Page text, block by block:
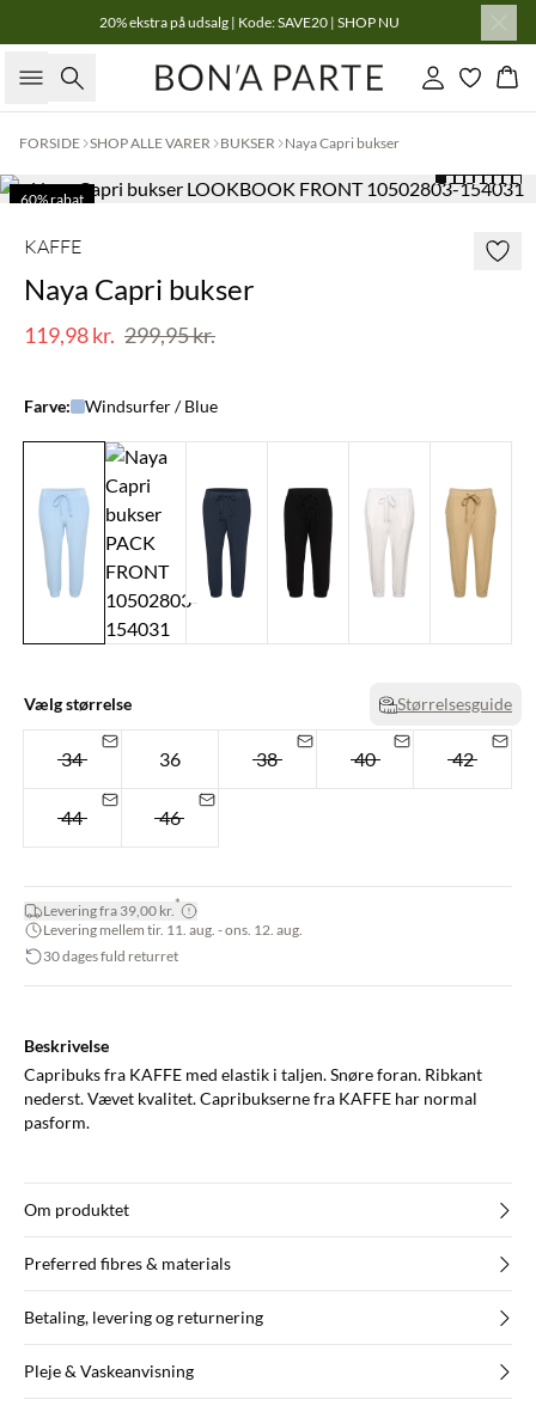
20% ekstra på udsalg | Kode: SAVE20 | SHOP NU
Søg Log ind
FORSIDE SHOP ALLE VARER BUKSER Naya Capri bukser
60% rabat
KAFFE
Naya Capri bukser
119,98 kr. 299,95 kr.
Farve: Windsurfer / Blue
Vælg størrelse Størrelsesguide
34 36 38 40 42
44 46
Levering fra 39,00 kr.*
Levering mellem tir. 11. aug. - ons. 12. aug.
30 dages fuld returret
Beskrivelse
Capribuks fra KAFFE med elastik i taljen. Snøre foran. Ribkant
nederst. Vævet kvalitet. Capribukserne fra KAFFE har normal
pasform.
Om produktet
Preferred fibres & materials
Betaling, levering og returnering
Pleje & Vaskeanvisning